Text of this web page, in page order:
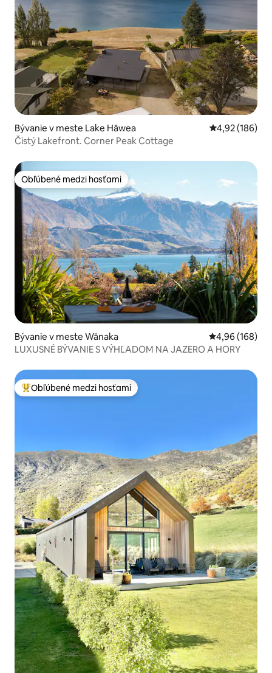
Bývanie v meste Lake Hāwea Priemerné
4,92 (186)
Čistý Lakefront. Corner Peak Cottage
Obľúbené medzi hosťami
Obľúbené medzi hosťami
Bývanie v meste Wānaka Priemerné
4,96 (168)
LUXUSNÉ BÝVANIE S VÝHĽADOM NA JAZERO A HORY
Najobľúbenejšie medzi hosťami
Obľúbené medzi hosťami